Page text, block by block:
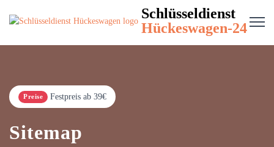
Schlüsseldienst
Hückeswagen-24
Preise Festpreis ab 39€
Sitemap